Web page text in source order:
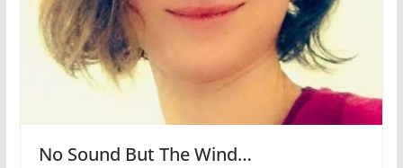
No Sound But The Wind…